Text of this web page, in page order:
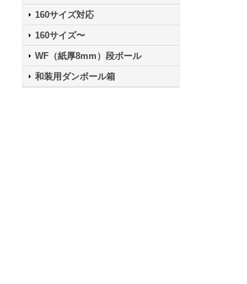
160サイズ対応
160サイズ〜
WF（紙厚8mm）段ボール
和装用ダンボール箱